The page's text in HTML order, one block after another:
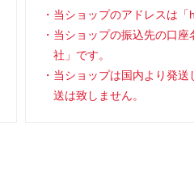
当ショップのアドレスは「
当ショップの振込先の口
社」です。
当ショップは国内より発
送は致しません。